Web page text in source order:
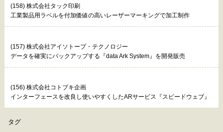
(158) 株式会社タック印刷
工業製品用ラベルを付加価値の高いレーザーマーキングで加工制作
(157) 株式会社アイソトープ・テクノロジー
データを確実にバックアップする『data Ark System』を開発販売
(156) 株式会社コトブキ企画
インターフェースを改良し使いやすくしたARサービス『スピードウェブ』
タグ